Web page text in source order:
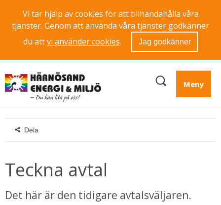
Vi tar hjälp av cookies för att tillhandahålla våra
tjänster. Genom att använda våra tjänster godkänner
du attvi använder cookies. Jag godkänner
Meny
Dela
Teckna avtal